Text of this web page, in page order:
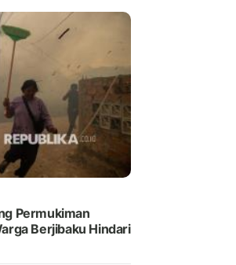
Permukiman
Berjibaku Hindari